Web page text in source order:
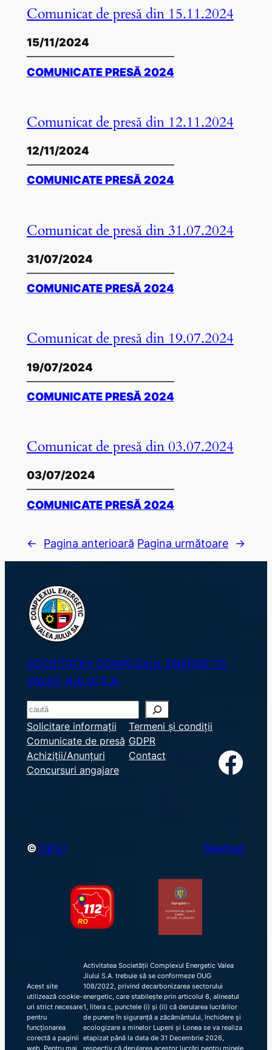
Comunicat de presă din 15.11.2024
15/11/2024
COMUNICATE PRESĂ 2024
Comunicat de presă din 12.11.2024
12/11/2024
COMUNICATE PRESĂ 2024
Comunicat de presă din 31.07.2024
31/07/2024
COMUNICATE PRESĂ 2024
Comunicat de presă din 19.07.2024
19/07/2024
COMUNICATE PRESĂ 2024
Comunicat de presă din 03.07.2024
03/07/2024
COMUNICATE PRESĂ 2024
← Pagina anterioară Pagina următoare →
SOCIETATEA COMPLEXUL ENERGETIC
VALEA JIULUI S.A.
S
e
a
r
c
Solicitare informații
Comunicate de presă
Achiziții/Anunțuri
Concursuri angajare
Termeni și condiții
GDPR
Contact
Facebook
© CEVJ Sitemap
Acest site
utilizează cookie-
uri strict necesare
pentru
funcționarea
corectă a paginii
web. Pentru mai
Activitatea Societății Complexul Energetic Valea
Jiului S.A. trebuie să se conformeze OUG
108/2022, privind decarbonizarea sectorului
energetic, care stabilește prin articolul 6, alineatul
1, litera c, punctele (i) și (ii) că derularea lucrărilor
de punere în siguranță a zăcământului, închidere și
ecologizare a minelor Lupeni și Lonea se va realiza
etapizat până la data de 31 Decembrie 2026,
respectiv că derularea acestor lucrări pentru minele